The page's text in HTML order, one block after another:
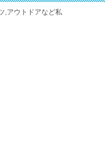
,アウトドアなど私